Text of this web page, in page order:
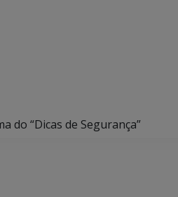
do “Dicas de Segurança”